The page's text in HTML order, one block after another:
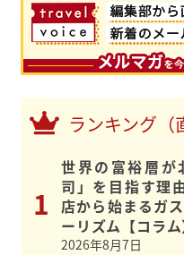
ランキング（
世界の富裕層が
司」を目指す理
店から始まるガ
ーリズム【コラム
2026年8月7日